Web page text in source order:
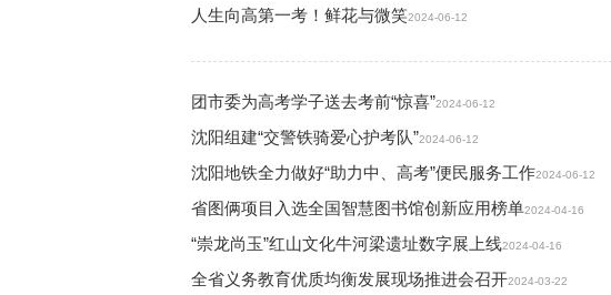
人生向高第一考！鲜花与微笑2024-06-12
团市委为高考学子送去考前“惊喜”2024-06-12
沈阳组建“交警铁骑爱心护考队”2024-06-12
沈阳地铁全力做好“助力中、高考”便民服务工作2024-06-12
省图俩项目入选全国智慧图书馆创新应用榜单2024-04-16
“崇龙尚玉”红山文化牛河梁遗址数字展上线2024-04-16
全省义务教育优质均衡发展现场推进会召开2024-03-22